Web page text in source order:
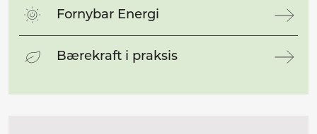
Fornybar Energi
Bærekraft i praksis